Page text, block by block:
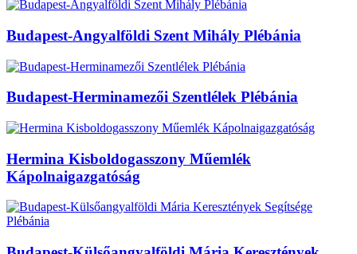
Budapest-Angyalföldi Szent Mihály Plébánia
Budapest-Herminamezői Szentlélek Plébánia
Hermina Kisboldogasszony Műemlék
Kápolnaigazgatóság